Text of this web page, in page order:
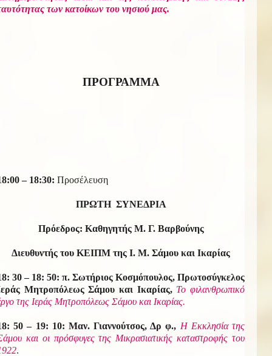
των κατοίκων του νησιού μας.
ΠΡΟΓΡΑΜΜΑ
– 18:30: Προσέλευση
ΠΡΩΤΗ ΣΥΝΕΔΡΙΑ
Πρόεδρος: Καθηγητής Μ. Γ. Βαρβούνης
Διευθυντής του ΚΕΙΠΜ της Ι. Μ. Σάμου και Ικαρίας
30 – 18: 50: π. Σωτήριος Κοσμόπουλος, Πρωτοσύγκελος
Μητροπόλεως Σάμου και Ικαρίας, Το φιλανθρωπικό
της Ιεράς Μητροπόλεως Σάμου και Ικαρίας.
50 – 19: 10: Μαν. Γιαννούτσος, Δρ φ., Η Εκκλησία της
και οι πρόσφυγες της Μικρασιατικής καταστροφής του
.